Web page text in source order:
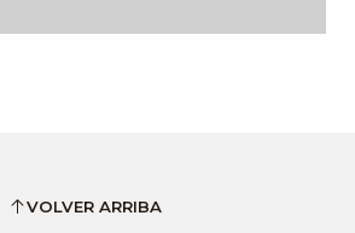
VOLVER ARRIBA